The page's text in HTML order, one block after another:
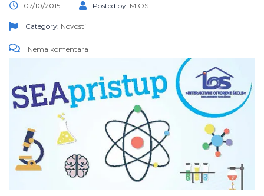
07/10/2015 Posted by: MIOS
Category: Novosti
Nema komentara